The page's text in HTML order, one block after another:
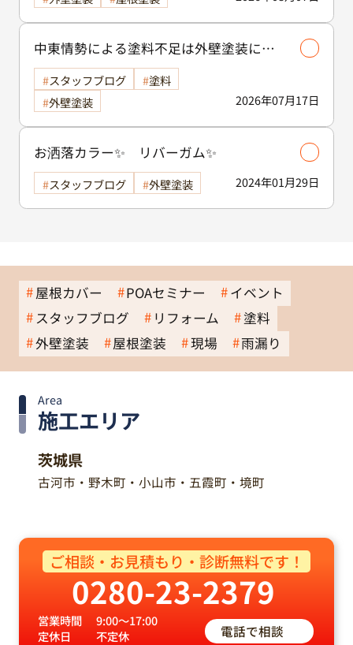
中東情勢による塗料不足は外壁塗装に影
響する？古河市で工事を検討中の方へ
2026年07月17日
スタッフブログ
塗料
外壁塗装
お洒落カラー✨ リバーガム✨
2024年01月29日
スタッフブログ 外壁塗装
屋根カバー POAセミナー
イベント
スタッフブログ
リフォーム
塗料
外壁塗装
屋根塗装 現場 雨漏り
施工エリア
Area
茨城県
古河市・野木町・小山市・五霞町・境町
ご相談・お見積もり・診断無料です！
0280-23-2379
営業時間
9:00～17:00
定休日
不定休 電話で相談